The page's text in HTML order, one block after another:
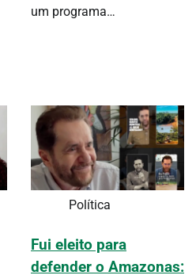
um programa…
Política
Fui eleito para
defender o Amazonas: